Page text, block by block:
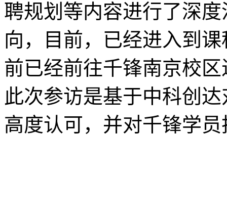
聘规划等内容进行了深
向，目前，已经进入到
前已经前往千锋南京校
此次参访是基于中科创
高度认可，并对千锋学